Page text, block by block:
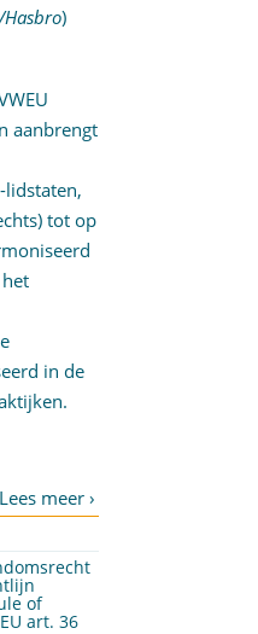
)
aanbrengt
lidstaten,
tot op
in de
of
art. 36